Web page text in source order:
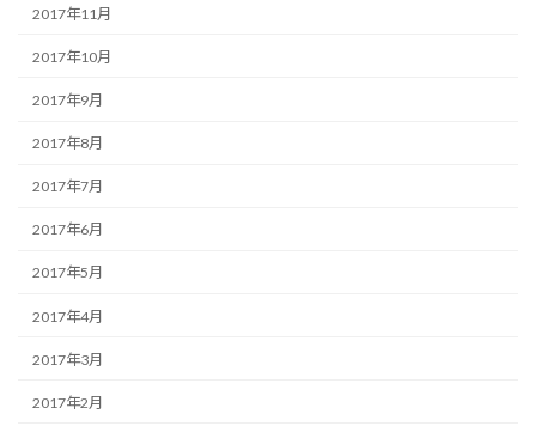
2017年11月
2017年10月
2017年9月
2017年8月
2017年7月
2017年6月
2017年5月
2017年4月
2017年3月
2017年2月